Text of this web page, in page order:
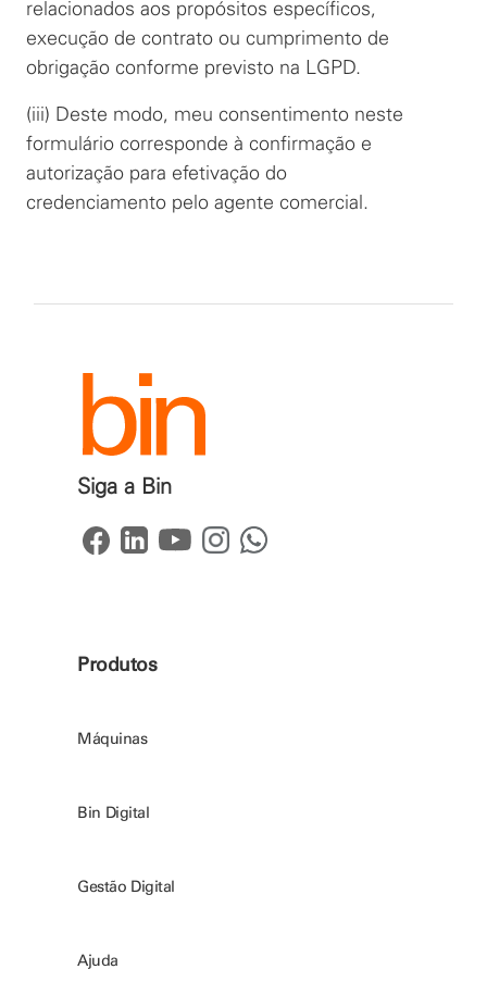
relacionados aos propósitos específicos,
execução de contrato ou cumprimento de
obrigação conforme previsto na LGPD.
(iii) Deste modo, meu consentimento neste
formulário corresponde à confirmação e
autorização para efetivação do
credenciamento pelo agente comercial.
Siga a Bin
Produtos
Máquinas
Bin Digital
Gestão Digital
Ajuda